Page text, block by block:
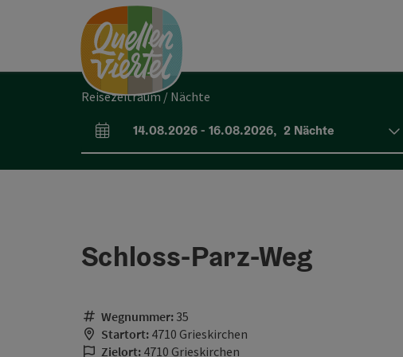
Zum InhaltAccesskey
[0]
Zur NavigationAccesskey
Zum Seitenanfang Accesskey
Reisezeitraum / Nächte
An- und Abreisefelder
14.08.2026- 16.08.2026, 2 Nächte
Schloss-Parz-Weg
Wegnummer: 35
Startort: 4710 Grieskirchen
Zielort: 4710 Grieskirchen